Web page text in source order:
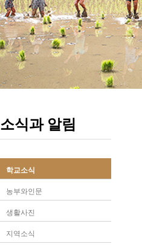
소식과 알림
학교소식
농부와인문
생활사진
지역소식